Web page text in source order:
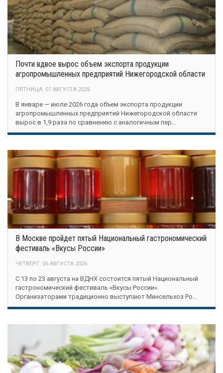
Почти вдвое вырос объем экспорта продукции
агропромышленных предприятий Нижегородской области
ПЯТНИЦА, 07 АВГУСТА 2026
В январе — июле 2026 года объем экспорта продукции
агропромышленных предприятий Нижегородской области
вырос в 1,9 раза по сравнению с аналогичным пер…
В Москве пройдет пятый Национальный гастрономический
фестиваль «Вкусы России»
ЧЕТВЕРГ, 06 АВГУСТА 2026
С 13 по 23 августа на ВДНХ состоится пятый Национальный
гастрономический фестиваль «Вкусы России».
Организаторами традиционно выступают Минсельхоз Ро…